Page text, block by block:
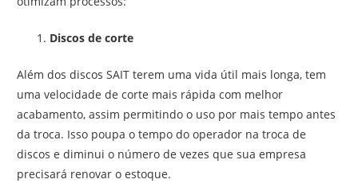
Discos de corte
Além dos discos SAIT terem uma vida útil mais longa, tem
uma velocidade de corte mais rápida com melhor
acabamento, assim permitindo o uso por mais tempo antes
da troca. Isso poupa o tempo do operador na troca de
discos e diminui o número de vezes que sua empresa
precisará renovar o estoque.